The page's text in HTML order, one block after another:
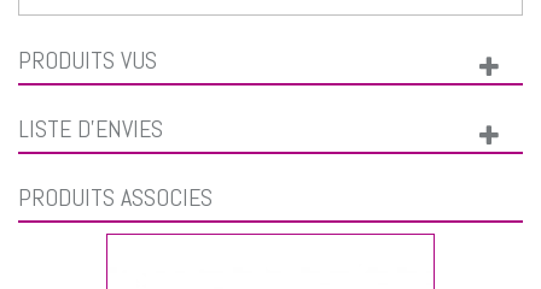
PRODUITS VUS
LISTE D'ENVIES
PRODUITS ASSOCIÉS